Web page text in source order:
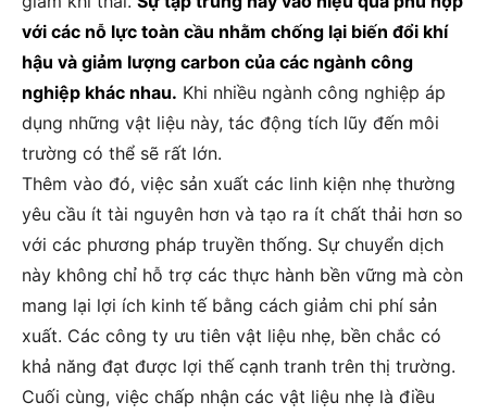
với các nỗ lực toàn cầu nhằm chống lại biến đổi khí
hậu và giảm lượng carbon của các ngành công
nghiệp khác nhau. Khi nhiều ngành công nghiệp áp
dụng những vật liệu này, tác động tích lũy đến môi
trường có thể sẽ rất lớn.
Thêm vào đó, việc sản xuất các linh kiện nhẹ thường
yêu cầu ít tài nguyên hơn và tạo ra ít chất thải hơn so
với các phương pháp truyền thống. Sự chuyển dịch
này không chỉ hỗ trợ các thực hành bền vững mà còn
mang lại lợi ích kinh tế bằng cách giảm chi phí sản
xuất. Các công ty ưu tiên vật liệu nhẹ, bền chắc có
khả năng đạt được lợi thế cạnh tranh trên thị trường.
Cuối cùng, việc chấp nhận các vật liệu nhẹ là điều